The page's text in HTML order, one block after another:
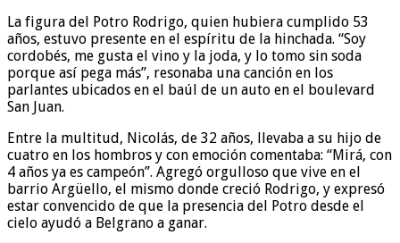
La figura del Potro Rodrigo, quien hubiera cumplido 53
años, estuvo presente en el espíritu de la hinchada. “Soy
cordobés, me gusta el vino y la joda, y lo tomo sin soda
porque así pega más”, resonaba una canción en los
parlantes ubicados en el baúl de un auto en el boulevard
San Juan.
Entre la multitud, Nicolás, de 32 años, llevaba a su hijo de
cuatro en los hombros y con emoción comentaba: “Mirá, con
4 años ya es campeón”. Agregó orgulloso que vive en el
barrio Argüello, el mismo donde creció Rodrigo, y expresó
estar convencido de que la presencia del Potro desde el
cielo ayudó a Belgrano a ganar.